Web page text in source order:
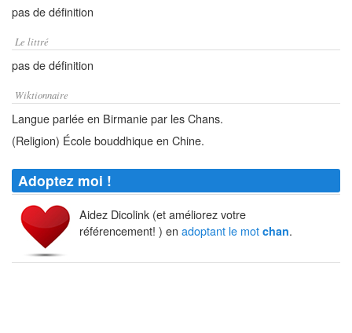
pas de définition
Le littré
pas de définition
Wiktionnaire
Langue parlée en Birmanie par les Chans.
(Religion) École bouddhique en Chine.
Adoptez moi !
Aidez Dicolink (et améliorez votre
référencement! ) en adoptant le mot chan.